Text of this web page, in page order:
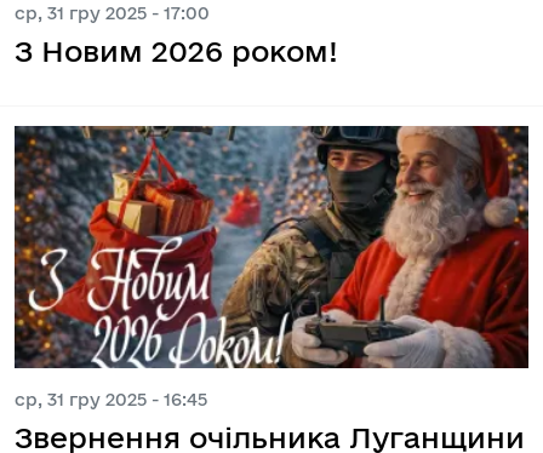
ср, 31 гру 2025 - 17:00
З Новим 2026 роком!
ср, 31 гру 2025 - 16:45
Звернення очільника Луганщини